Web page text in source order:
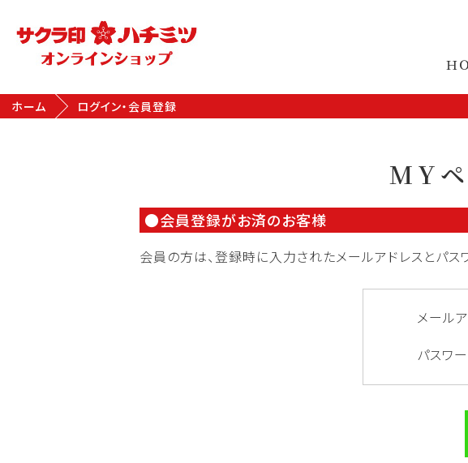
Ｈ
ホーム ログイン・会員登録
MYペ
会員登録がお済のお客様
会員の方は、登録時に入力されたメールアドレスとパス
メール
パスワ